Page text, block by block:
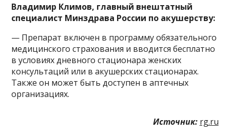
Владимир Климов, главный внештатный
специалист Минздрава России по акушерству:
— Препарат включен в программу обязательного
медицинского страхования и вводится бесплатно
в условиях дневного стационара женских
консультаций или в акушерских стационарах.
Также он может быть доступен в аптечных
организациях.
Источник: rg.ru